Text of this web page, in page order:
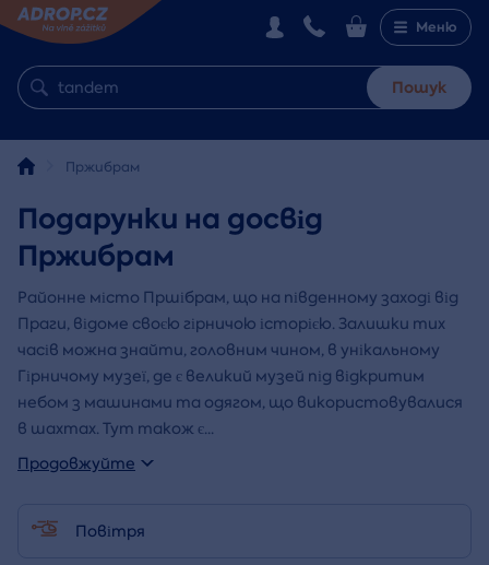
Меню
Пошук
Пржибрам
Подарунки на досвід
Пржибрам
Районне місто Пршібрам, що на південному заході від
Праги, відоме своєю гірничою історією. Залишки тих
часів можна знайти, головним чином, в унікальному
Гірничому музеї, де є великий музей під відкритим
небом з машинами та одягом, що використовувалися
в шахтах. Тут також є...
Продовжуйте
Повітря